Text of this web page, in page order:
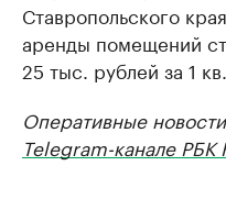
Ставропольского
аренды помещений
25 тыс. рублей за 1
Оперативные
Telegram-канале РБК